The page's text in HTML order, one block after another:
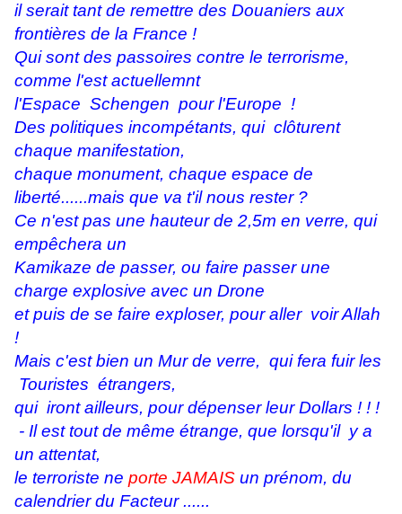
il serait tant de remettre des Douaniers aux
frontières de la France !
Qui sont des passoires contre le terrorisme,
comme l'est actuellemnt
l'Espace Schengen pourl'Europe !
Des politiques incompétants, qui clôturent
chaque manifestation,
chaque monument, chaque espace de
liberté......mais que va t'il nous rester ?
Ce n'est pas une hauteur de 2,5m en verre, qui
empêchera un
Kamikaze de passer, ou faire passer une
charge explosive avec un Drone
et puis de se faire exploser, pour aller voir Allah
!
Mais c'est bien un Mur de verre, qui fera fuir les
Touristes étrangers,
qui irontailleurs, pour dépenser leur Dollars ! ! !
- Il est tout de même étrange, que lorsqu'il y a
un attentat,
le terroriste ne porte JAMAIS un prénom, du
calendrier du Facteur ......